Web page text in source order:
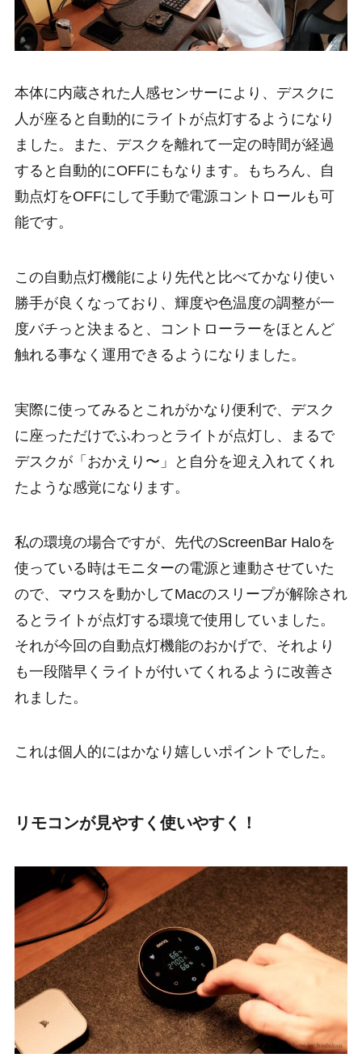
本体に内蔵された人感センサーにより、デスクに
人が座ると自動的にライトが点灯するようになり
ました。また、デスクを離れて一定の時間が経過
すると自動的にOFFにもなります。もちろん、自
動点灯をOFFにして手動で電源コントロールも可
能です。
この自動点灯機能により先代と比べてかなり使い
勝手が良くなっており、輝度や色温度の調整が一
度バチっと決まると、コントローラーをほとんど
触れる事なく運用できるようになりました。
実際に使ってみるとこれがかなり便利で、デスク
に座っただけでふわっとライトが点灯し、まるで
デスクが「おかえり〜」と自分を迎え入れてくれ
たような感覚になります。
私の環境の場合ですが、先代のScreenBar Haloを
使っている時はモニターの電源と連動させていた
ので、マウスを動かしてMacのスリープが解除され
るとライトが点灯する環境で使用していました。
それが今回の自動点灯機能のおかげで、それより
も一段階早くライトが付いてくれるように改善さ
れました。
これは個人的にはかなり嬉しいポイントでした。
リモコンが見やすく使いやすく！